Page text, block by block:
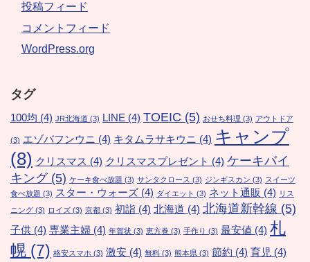
投稿フィード
コメントフィード
WordPress.org
タグ
100均 (4) JR北海道 (3) LINE (4) TOEIC (5) おせち料理 (3) アウトドア
(3) エゾバフンウニ (4) キタムラサキウニ (4) キャンプ
(8) クリスマス (4) クリスマスプレゼント (4) ケーキバイ
キング(5) ケーキ食べ放題 (3) サンタクロース (3) ジンギスカン (3) スイーツ
食べ放題 (3) スター・ウォーズ (4) ダイエット (3) ネット通販 (4) リス
ニング (3) ロイズ (3) 京都 (3) 初詣 (4) 北海道 (4) 北海道新幹線 (5)
子供 (4) 専業主婦 (4) 年賀状 (3) 恵方巻 (3) 手作り (3) 最安値 (4) 札
幌 (7) 格安スマホ (3) 激安 (4) 無料 (3) 熊本県 (3) 節約 (4) 育児 (4)